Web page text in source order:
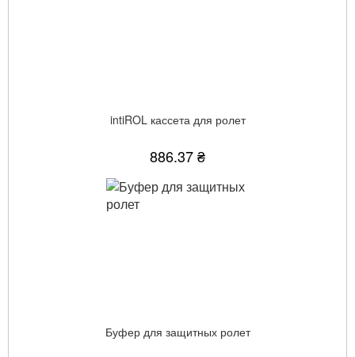
intiROL кассета для ролет
886.37 ₴
Буфер для защитных ролет